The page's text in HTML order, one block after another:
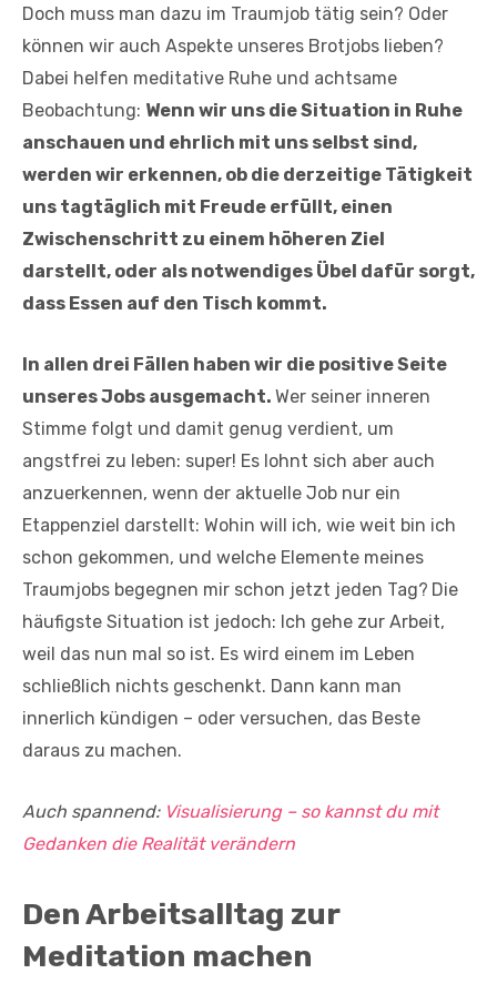
Doch muss man dazu im Traumjob tätig sein? Oder
können wir auch Aspekte unseres Brotjobs lieben?
Dabei helfen meditative Ruhe und achtsame
Beobachtung: Wenn wir uns die Situation in Ruhe
anschauen und ehrlich mit uns selbst sind,
werden wir erkennen, ob die derzeitige Tätigkeit
uns tagtäglich mit Freude erfüllt, einen
Zwischenschritt zu einem höheren Ziel
darstellt, oder als notwendiges Übel dafür sorgt,
dass Essen auf den Tisch kommt.
In allen drei Fällen haben wir die positive Seite
unseres Jobs ausgemacht. Wer seiner inneren
Stimme folgt und damit genug verdient, um
angstfrei zu leben: super! Es lohnt sich aber auch
anzuerkennen, wenn der aktuelle Job nur ein
Etappenziel darstellt: Wohin will ich, wie weit bin ich
schon gekommen, und welche Elemente meines
Traumjobs begegnen mir schon jetzt jeden Tag? Die
häufigste Situation ist jedoch: Ich gehe zur Arbeit,
weil das nun mal so ist. Es wird einem im Leben
schließlich nichts geschenkt. Dann kann man
innerlich kündigen – oder versuchen, das Beste
daraus zu machen.
Auch spannend: Visualisierung – so kannst du mit
Gedanken die Realität verändern
Den Arbeitsalltag zur
Meditation machen